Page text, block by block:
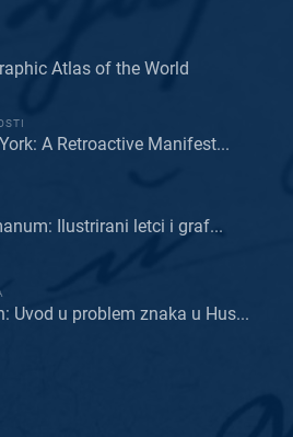
Atlas of the World
A Retroactive Manifest...
Ilustrirani letci i graf...
Uvod u problem znaka u Hus...